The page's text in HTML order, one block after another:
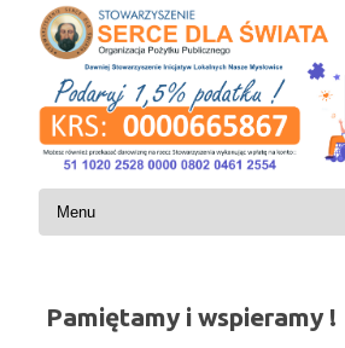
Skip to content
Pamiętamy i wspieramy !